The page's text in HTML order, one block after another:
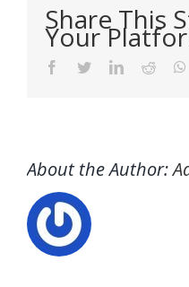
Share This
Your
Facebook
TwitterLinkedIn
Reddit
About the Author: